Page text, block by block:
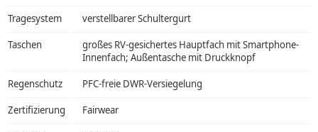
Tragesystem verstellbarer Schultergurt
Taschen
großes RV-gesichertes Hauptfach mit Smartphone-
Innenfach; Außentasche mit Druckknopf
Regenschutz PFC-freie DWR-Versiegelung
Zertifizierung Fairwear